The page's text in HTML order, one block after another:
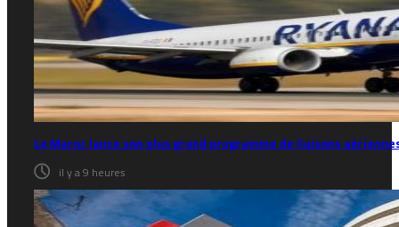
Le Maroc lance son plus grand programme de liaisons
il y a 9 heures